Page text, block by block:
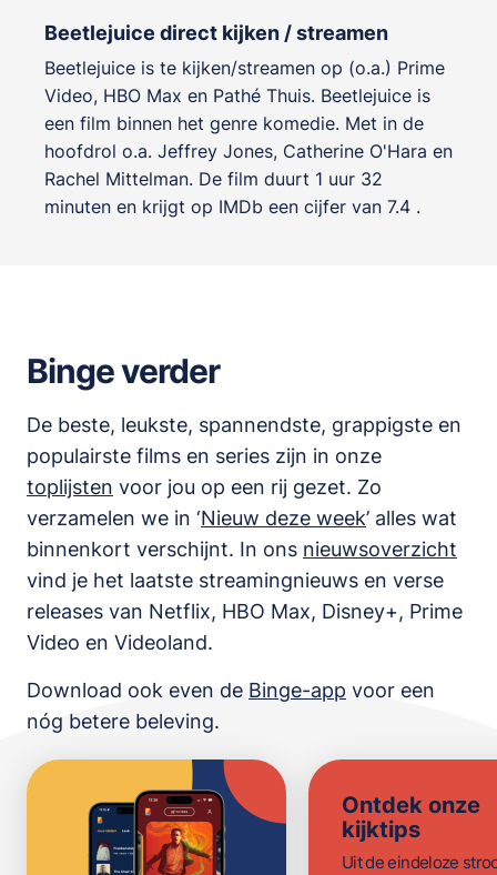
Beetlejuice direct kijken / streamen
Beetlejuice is te kijken/streamen op (o.a.) Prime
Video, HBO Max en Pathé Thuis. Beetlejuice is
een film binnen het genre komedie. Met in de
hoofdrol o.a. Jeffrey Jones, Catherine O'Hara en
Rachel Mittelman. De film duurt 1 uur 32
minuten en krijgt op IMDb een cijfer van 7.4 .
Binge verder
De beste, leukste, spannendste, grappigste en
populairste films en series zijn in onze
toplijsten voor jou op een rij gezet. Zo
verzamelen we in ‘Nieuw deze week’ alles wat
binnenkort verschijnt. In ons nieuwsoverzicht
vind je het laatste streamingnieuws en verse
releases van Netflix, HBO Max, Disney+, Prime
Video en Videoland.
Download ook even de Binge-app voor een
nóg betere beleving.
Ontdek onze
kijktips
Uit de eindeloze